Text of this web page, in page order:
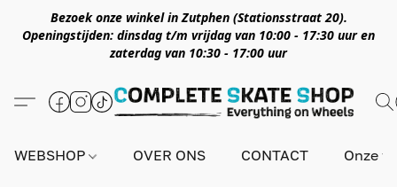
Bezoek onze winkel in Zutphen (Stationsstraat 20).
Openingstijden: dinsdag t/m vrijdag van 10:00 - 17:30 uur en
zaterdag van 10:30 - 17:00 uur
WEBSHOP OVER ONS CONTACT Onze